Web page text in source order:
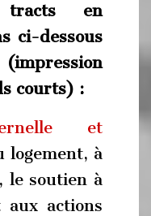
tracts en
ci-dessous
courts) :
et
logement, à
le soutien à
aux actions